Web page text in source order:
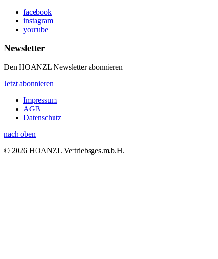
facebook
instagram
youtube
Newsletter
Den HOANZL Newsletter abonnieren
Jetzt abonnieren
Impressum
AGB
Datenschutz
nach oben
© 2026 HOANZL Vertriebsges.m.b.H.